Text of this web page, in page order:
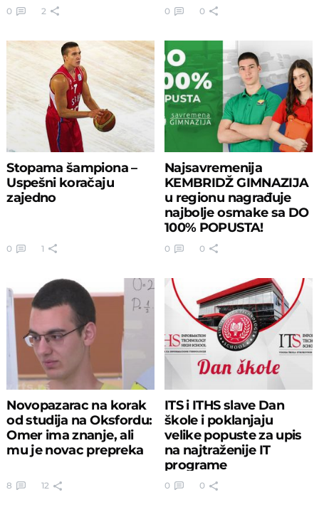
0 2 0 0
Stopama šampiona –
Uspešni koračaju
zajedno
0 1
Najsavremenija
KEMBRIDŽ GIMNAZIJA
u regionu nagrađuje
najbolje osmake sa DO
100% POPUSTA!
0 0
Novopazarac na korak
od studija na Oksfordu:
Omer ima znanje, ali
mu je novac prepreka
8 12
ITS i ITHS slave Dan
škole i poklanjaju
velike popuste za upis
na najtraženije IT
programe
0 0